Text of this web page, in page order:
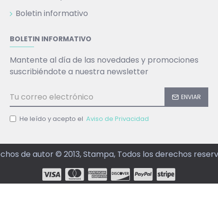
Boletin informativo
BOLETIN INFORMATIVO
Mantente al día de las novedades y promociones
suscribiéndote a nuestra newsletter
ENVIAR
He leído y acepto el Aviso de Privacidad
de autor © 2013, Stampa, Todos los derechos